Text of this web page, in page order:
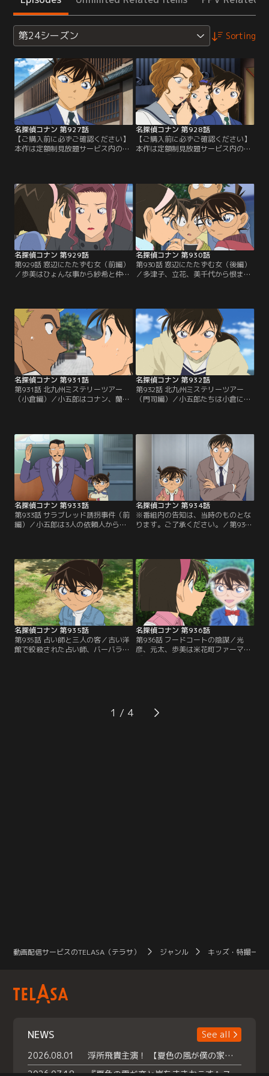
第24シーズン Sorting
名探偵コナン 第927話
【ご購入前に必ずご確認ください】
本作は定額制見放題サービス内の
一家セレクション」にて3/14～
8/31まで配信中です。ご加入の方は
見放題ページよりご視聴ください。
／第927話 紅の修学旅行（鮮紅編）
／灰原から解毒薬をもらったコナン
は一時的に…。
名探偵コナン 第928話
【ご購入前に必ずご確認ください】
本作は定額制見放題サービス内の
一家セレクション」にて3/14～
8/31まで配信中です。ご加入の方は
見放題ページよりご視聴ください。
／第928話 紅の修学旅行（恋紅編）
／新一は蘭たちと修学旅行で京都を
訪れ…。
名探偵コナン 第929話
第929話 窓辺にたたずむ女（前編）
／歩美はひょんな事から紗希と仲良
パートの窓からは3人が住むマンシ
ョンが見える事が判明。多津子の部
屋は死角だったが、コナンたちはい
つも窓辺にいる紗希が立花、美千代
の部屋の秘密を目撃した可能性があ
ると考える。
名探偵コナン 第930話
第930話 窓辺にたたずむ女（後編）
／多津子、立花、美千代から恨まれ
確信。コナンは紗希が何か目撃した
事で3人の誰かを強請り、口封じに
殺害されたと推理する。コナンは3
人の事を高木刑事に伝え、高木はア
リバイがある多津子以外の2人から
話を聞く。
名探偵コナン 第931話
第931話 北九州ミステリーツアー
（小倉編）／小五郎はコナン、蘭と
で入院していた。専務の桐山は会社
に落書きした犯人を捕まえてほしい
と小五郎に依頼。落書き犯の捜査を
進める小五郎だったが、桐山が深町
を突き飛ばした可能性が浮上し
て…。
名探偵コナン 第932話
第932話 北九州ミステリーツアー
（門司編）／小五郎たちは小倉にや
に頼まれ、会社に落書きした犯人を
調査する。そんな中、蘭は落書き犯
と疑われる深町の息子の虎彦と出会
う。虎彦は自分が犯人ではないと断
言。虎彦は深町を突き飛ばした犯人
を独自に捜していた。
名探偵コナン 第933話
第933話 サラブレッド誘拐事件（前
編）／小五郎は3人の依頼人から
小五郎はこの馬の馬主で会社社長の
徳吉に会って事情を説明。話を聞い
た徳吉も同じ事を小五郎に依頼す
る。翌日、ホワイトスピリッツはレ
ース出走のため、馬運車で競馬場に
移送されるが…。
名探偵コナン 第934話
※番組内の告知は、当時のものとな
ります。ご了承ください。／第934
金1億円もいつの間にか犯人に奪わ
れる。翌日、血が付着したたてがみ
が絡みつくホワイトスピリッツのホ
ースラグが見つかり、目暮警部はこ
の馬がすでに殺害されている可能性
もあると考える。
名探偵コナン 第935話
第935話 占い師と三人の客／古い洋
館で絞殺された占い師、バーバラ貞
せる証拠が次々と見つかるが、コナ
ンはそれらの証拠が都合よく発見さ
名探偵コナン 第936話
第936話 フードコートの陰謀／光
彦、元太、歩美は米花町ファーマー
ズマーケットにやってくる。コナン
ていて、光彦たちは目暮警部を狙っ
て爆弾を仕掛けるつもりだと推理。
1
動画配信サービスのTELASA（テラサ） ジャンル キッズ・特撮一覧
NEWS
See all
2026.08.01
浮所飛貴主演！ 【夏色の風が僕の家にやってきた】 本日よりテラサで独占配信スタート！